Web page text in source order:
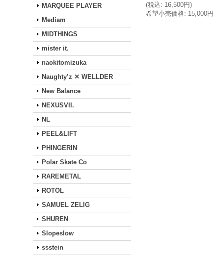
MARQUEE PLAYER
Mediam
MIDTHINGS
mister it.
naokitomizuka
Naughty’z ✕ WELLDER
New Balance
NEXUSVII.
NL
PEEL&LIFT
PHINGERIN
Polar Skate Co
RAREMETAL
ROTOL
SAMUEL ZELIG
SHUREN
Slopeslow
ssstein
(税込: 16,500円)
希望小売価格: 15,000円